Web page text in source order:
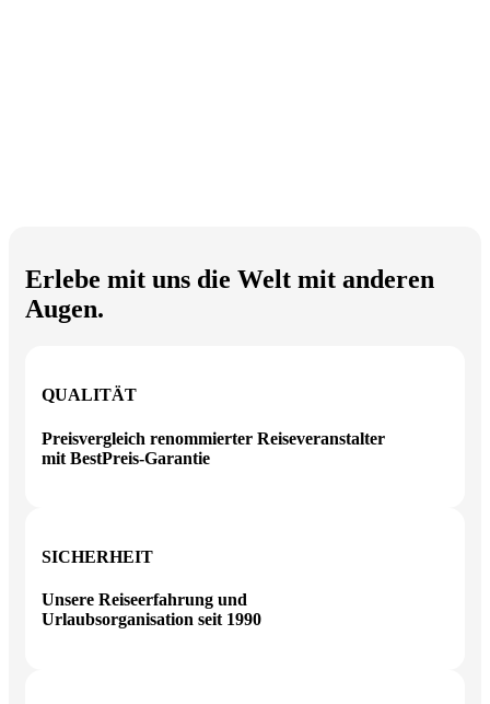
Erlebe mit uns die Welt mit anderen
Augen.
QUALITÄT
Preisvergleich renommierter Reiseveranstalter
mit BestPreis-Garantie
SICHERHEIT
Unsere Reiseerfahrung und
Urlaubsorganisation seit 1990